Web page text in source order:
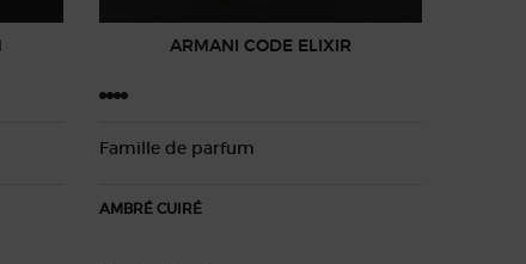
ARMANI CODE ELIXIR
Famille de parfum
AMBRÉ CUIRÉ